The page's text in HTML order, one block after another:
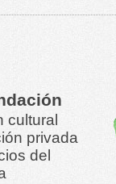
cultural
privada
del